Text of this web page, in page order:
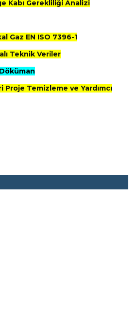
Kabı Gerekliliği Analizi
Gaz EN ISO 7396-1
Teknik Veriler
Proje Temizleme ve Yardımcı